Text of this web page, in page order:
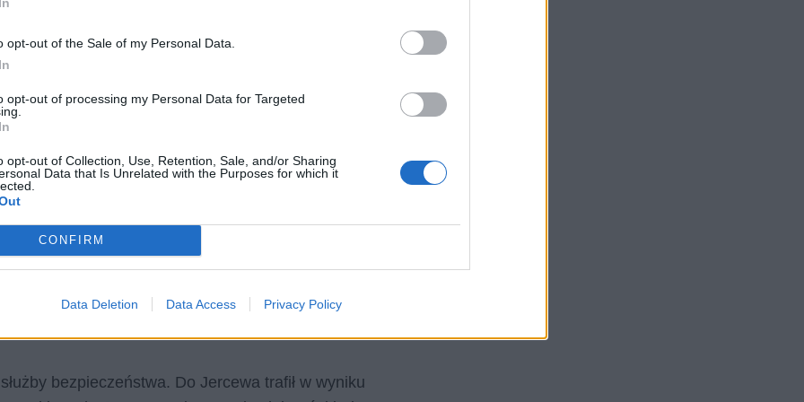
opt-out of the Sale of my Personal Data.
opt-out of processing my Personal Data for Targeted
opt-out of Collection, Use, Retention, Sale, and/or Sharing
Data that Is Unrelated with the Purposes for which it
CONFIRM
Data Deletion Data Access Privacy Policy
wsi znaleźli go nieprzytomnego w śniegu i odwieźli
bezpieczeństwa. Do Jercewa trafił w wyniku